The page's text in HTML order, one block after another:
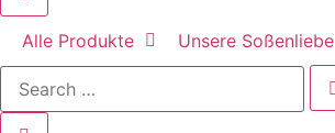
Alle Produkte Unsere Soßenliebe